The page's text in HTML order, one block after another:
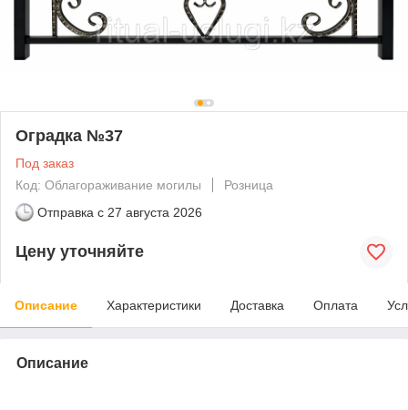
Оградка №37
Под заказ
Код: Облагораживание могилы
Розница
Отправка с 27 августа 2026
Цену уточняйте
Описание Характеристики Доставка Оплата
Описание